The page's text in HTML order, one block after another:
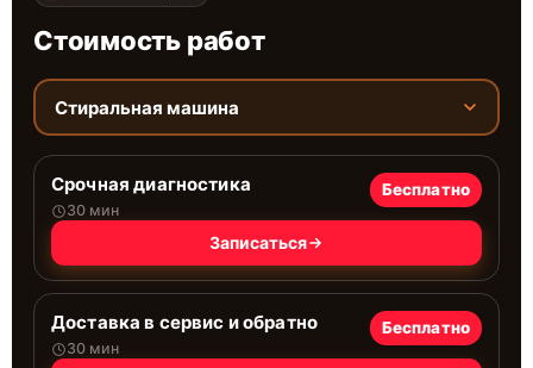
Стоимость работ
Стиральная машина
Срочная диагностика
30 мин
Бесплатно
Записаться
Доставка в сервис и обратно
30 мин
Бесплатно